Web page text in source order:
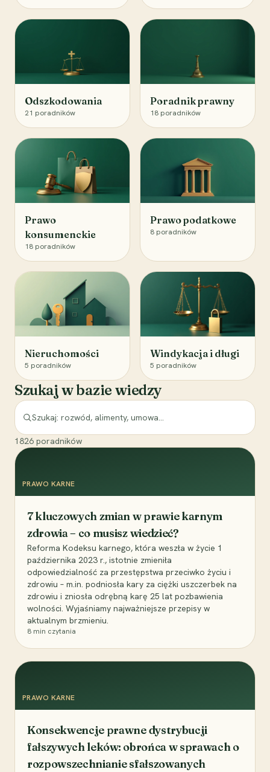
Odszkodowania
21 poradników
Poradnik prawny
18 poradników
Prawo
konsumenckie
18 poradników
Prawo podatkowe
8 poradników
Nieruchomości
5 poradników
Windykacja i długi
5 poradników
Szukaj w bazie wiedzy
1826 poradników
PRAWO KARNE
7 kluczowych zmian w prawie karnym
zdrowia – co musisz wiedzieć?
Reforma Kodeksu karnego, która weszła w życie 1
października 2023 r., istotnie zmieniła
odpowiedzialność za przestępstwa przeciwko życiu i
zdrowiu – m.in. podniosła kary za ciężki uszczerbek na
zdrowiu i zniosła odrębną karę 25 lat pozbawienia
wolności. Wyjaśniamy najważniejsze przepisy w
aktualnym brzmieniu.
8 min czytania
PRAWO KARNE
Konsekwencje prawne dystrybucji
fałszywych leków: obrońca w sprawach o
rozpowszechnianie sfałszowanych